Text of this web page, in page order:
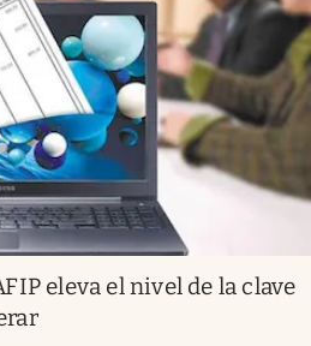
eleva el nivel de la clave